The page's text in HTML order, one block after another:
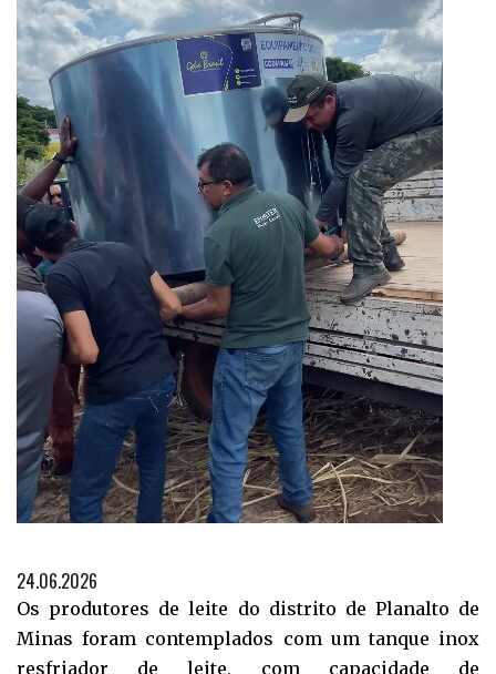
24.06.2026
Os produtores de leite do distrito de Planalto de
Minas foram contemplados com um tanque inox
resfriador de leite, com capacidade de